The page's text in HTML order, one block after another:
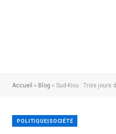
Accueil » Blog » Sud-Kivu : Trois jours d’intenses combats entre les
POLITIQUE|SOCIÉTÉ